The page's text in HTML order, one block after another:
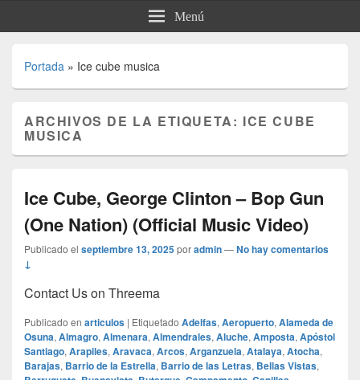
Menú
Portada » Ice cube musica
ARCHIVOS DE LA ETIQUETA: ICE CUBE
MUSICA
Ice Cube, George Clinton – Bop Gun
(One Nation) (Official Music Video)
Publicado el septiembre 13, 2025poradmin—No hay comentarios
↓
Contact Us on Threema
Publicado en articulos | Etiquetado Adelfas, Aeropuerto, Alameda de
Osuna, Almagro, Almenara, Almendrales, Aluche, Amposta, Apóstol
Santiago, Arapiles, Aravaca, Arcos, Arganzuela, Atalaya, Atocha,
Barajas, Barrio de la Estrella, Barrio de las Letras, Bellas Vistas,